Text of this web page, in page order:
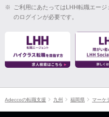
※ ご利用にあたってはLHH転職エー
のログインが必要です。
Adeccoの転職支援 九州 福岡県 マーケ